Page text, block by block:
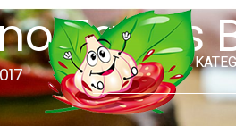
Tapas